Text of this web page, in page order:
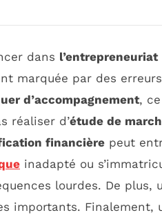
dans l’entrepreneuriat
marquée par des
d’accompagnement,
réaliser d’étude de
financière peut
inadapté ou
lourdes. De plus,
importants. Finalement,